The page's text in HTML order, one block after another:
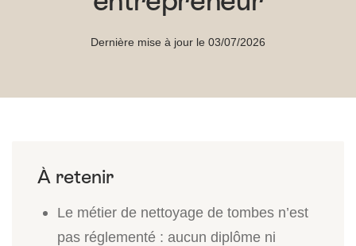
Dernière mise à jour le 03/07/2026
Le métier de nettoyage de tombes n’est
pas réglementé : aucun diplôme ni